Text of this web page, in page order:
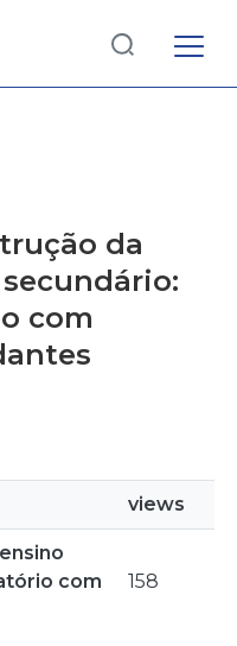
da
com
views
com
158